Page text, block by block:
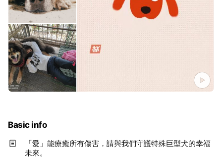
Basic info
「愛」能療癒所有傷害，請與我們守護特殊巨型犬的幸福
未來。